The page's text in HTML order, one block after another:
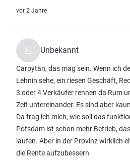
vor 2 Jahre
Unbekannt
Carpytän, das mag sein. Wenn ich
Lehnin sehe, ein riesen Geschäft,
3 oder 4 Verkäufer rennen da Rum
Zeit untereinander. Es sind aber
Da frag ich mich, wie soll das
Potsdam ist schon mehr Betrieb,
laufen. Aber in der Provinz wirklich
die Rente aufzubessern